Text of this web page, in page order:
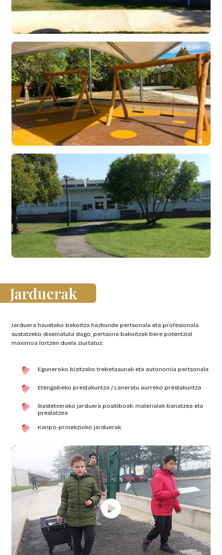
Jarduerak
Jarduera hauetako bakoitza hazkunde pertsonala eta profesionala
sustatzeko diseinatuta dago, pertsona bakoitzak bere potentzial
maximoa lortzen duela ziurtatuz.
Eguneroko bizitzako trebetasunak eta autonomia pertsonala
Etengabeko prestakuntza / Laneratu aurreko prestakuntza
Ikastetxerako jarduera positiboak: materialak banatzea eta
prestatzea
Kanpo-proiekzioko jarduerak